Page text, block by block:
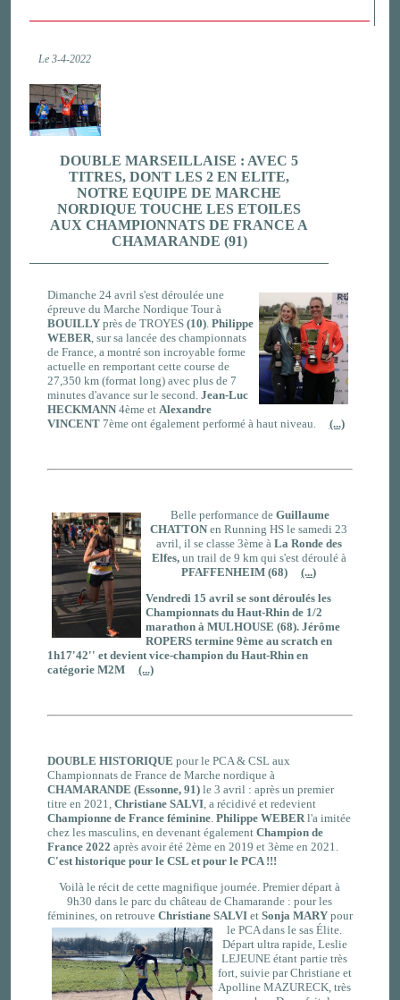
Le 3-4-2022
DOUBLE MARSEILLAISE : AVEC 5
TITRES, DONT LES 2 EN ELITE,
NOTRE EQUIPE DE MARCHE
NORDIQUE TOUCHE LES ETOILES
AUX CHAMPIONNATS DE FRANCE A
CHAMARANDE (91)
Dimanche 24 avril s'est déroulée une
épreuve du Marche Nordique Tour à
BOUILLYprès de TROYES (10). Philippe
WEBER , sur sa lancée des championnats
de France, a montré son incroyable forme
actuelle en remportant cette course de
27,350 km (format long) avec plus de 7
minutes d'avance sur le second. Jean-Luc
HECKMANN4ème et Alexandre
VINCENT7ème ont également performé à haut niveau. (...)
Belle performance deGuillaume
CHATTON en Running HS le samedi 23
avril, il se classe 3ème à La Ronde des
Elfes,un trail de 9 km qui s'est déroulé à
PFAFFENHEIM (68)
(...)
Vendredi 15 avril se sont déroulés les
Championnats du Haut-Rhin de 1/2
marathon à MULHOUSE (68). Jérôme
ROPERStermine 9ème au scratch en
1h17'42'' et devient vice-champion du Haut-Rhin en
catégorie M2M (...)
DOUBLE HISTORIQUE pour le PCA & CSL aux
Championnats de France de Marche nordique à
CHAMARANDE (Essonne, 91)le 3 avril : après un premier
titre en 2021, Christiane SALVI, a récidivé et redevient
Championne de France féminine. Philippe WEBER l'a imitée
chez les masculins, en devenant également Champion de
France 2022 après avoir été 2ème en 2019 et 3ème en 2021.
C'est historique pour le CSL et pour le PCA !!!
Voilà le récit de cette magnifique journée. Premier départ à
9h30 dans le parc du château de Chamarande : pour les
féminines, on retrouve Christiane SALVIet Sonja MARYpour
le PCAdans le sas Élite.
Départ ultra rapide, Leslie
LEJEUNE étant partie très
fort, suivie par Christiane et
Apolline MAZURECK, très